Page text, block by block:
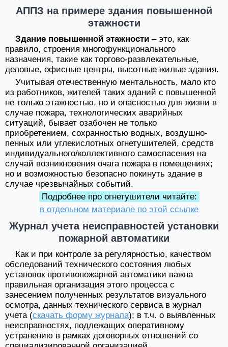
АППЗ на примере здания повышенной
этажности
Здание повышенной этажности – это, как
правило, строения многофункционального
назначения, такие как торгово-развлекательные,
деловые, офисные центры, высотные жилые здания.
Учитывая отечественную ментальность, мало кто
из работников, жителей таких зданий с повышенной
не только этажностью, но и опасностью для жизни в
случае пожара, технологических аварийных
ситуаций, бывает озабочен не только
приобретением, сохранностью водных, воздушно-
пенных или углекислотных огнетушителей, средств
индивидуального/коллективного самоспасения на
случай возникновения очага пожара в помещениях;
но и возможностью безопасно покинуть здание в
случае чрезвычайных событий.
Подробнее про огнетушители читайте:
в отдельном материале по этой ссылке
Журнал учета неисправностей установки
пожарной автоматики
Как и при контроле за регулярностью, качеством
обследований технического состояния любых
установок противопожарной автоматики важна
правильная организация этого процесса с
занесением полученных результатов визуального
осмотра, данных технического сервиса в журнал
учета (скачать форму журнала); в т.ч. о выявленных
неисправностях, подлежащих оперативному
устранению в рамках договорных отношений со